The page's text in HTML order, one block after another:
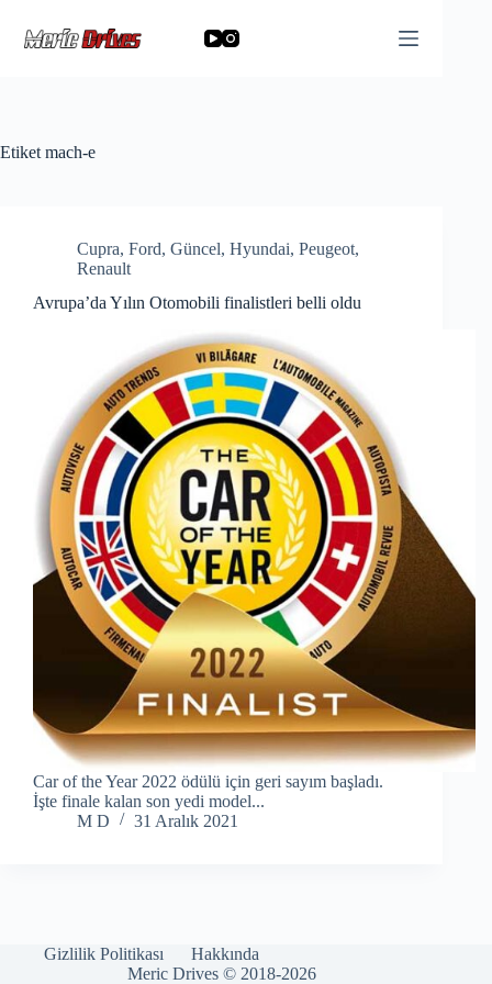
content
Etiket mach-e
Cupra, Ford, Güncel, Hyundai, Peugeot,
Renault
Avrupa’da Yılın Otomobili finalistleri belli oldu
Car of the Year 2022 ödülü için geri sayım başladı.
İşte finale kalan son yedi model...
M D
31 Aralık 2021
Gizlilik Politikası
Hakkında
Meric Drives © 2018-2026